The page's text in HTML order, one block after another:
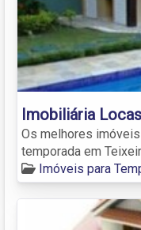
Imobiliária
Os melhores
temporada em
Imóveis para